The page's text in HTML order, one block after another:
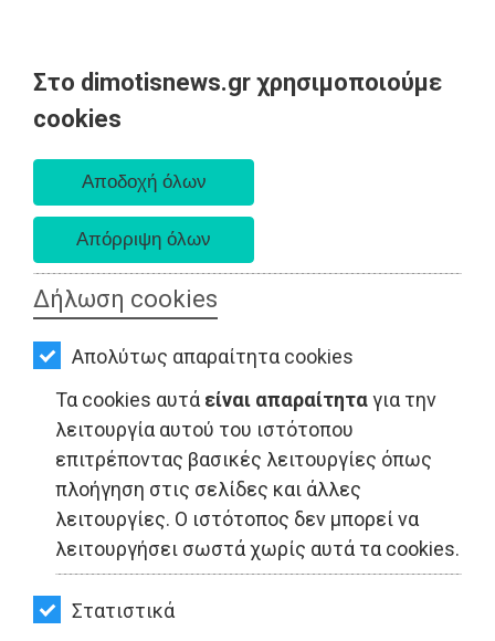
Στο dimotisnews.gr χρησιμοποιούμε
cookies
Δήλωση cookies
Απολύτως απαραίτητα cookies
Τα cookies αυτά είναι απαραίτηταγια την
λειτουργία αυτού του ιστότοπου
επιτρέποντας βασικές λειτουργίες όπως
πλοήγηση στις σελίδες και άλλες
λειτουργίες. Ο ιστότοπος δεν μπορεί να
λειτουργήσει σωστά χωρίς αυτά τα cookies.
Στατιστικά
AΡΧΙΚΗ
ΕΙΔΗΣΕΙΣ
ΠΟΛΙΤΙΚΗ
ΤΟΠΙΚΗ
ΑΥΤΟΔΙΟΙΚΗΣΗ
ΟΙΚΟΝΟΜΙΑ
ΑΘΛΗΤΙΣΜΟΣ
ΠΟΛΙΤΙΣΜΟΣ
ΣΠΙΤΙ-
ΚΗΠΟΣ
ΥΓΕΙΑ
LIFESTYLE
ΤΟΠΙΚΗ ΑΥΤΟΔΙΟΙΚΗΣΗ - Ραφήνα